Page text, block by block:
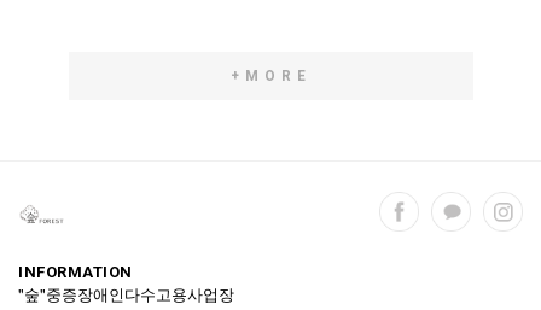
+MORE
INFORMATION
"숲"중증장애인다수고용사업장